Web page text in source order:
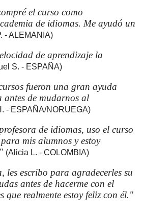
el curso como
de idiomas. Me ayudó un
- ALEMANIA)
de aprendizaje la
S. - ESPAÑA)
fueron una gran ayuda
de mudarnos al
- ESPAÑA/NORUEGA)
de idiomas, uso el curso
mis alumnos y estoy
(Alicia L. - COLOMBIA)
les escribo para agradecerles su
antes de hacerme con el
que realmente estoy feliz con él."